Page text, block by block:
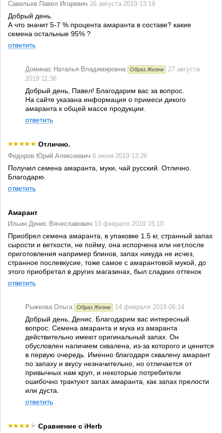
Савельев Павел Игоревич 26 августа 2019 13:19
Добрый день.
А что значит 5-7 % процента амаранта в составе? какие
семена остальные 95% ?
ответить
Доминас Наталья Владимировна Образ Жизни
27 августа
2019 11:36
Добрый день, Павел! Благодарим вас за вопрос.
На сайте указана информация о примеси дикого
амаранта к общей массе продукции.
ответить
Отлично.
Федоров Юрий Алексеевич 6 июня 2019 13:26
Получил семена амаранта, муки, чай русский. Отлично.
Благодарю.
ответить
Амарант
Ильин Денис Вячеславович 13 февраля 2019 15:10
Приобрел семена амаранта, в упаковке 1.5 кг, странный запах
сырости и ветхости, не пойму, она испорчена или нет,после
приготовления например блинов, запах никуда не исчез,
странное послевкусие, тоже самое с амарантовой мукой, до
этого приобретал в других магазинах, был сладких оттенок
ответить
Рыжкова Ольга Образ Жизни 14 февраля 2019 06:14
Добрый день, Денис. Благодарим вас интересный
вопрос. Семена амаранта и мука из амаранта
действительно имеют оригинальный запах. Он
обусловлен наличием сквалена, из-за которого и ценится
в первую очередь. Именно благодаря сквалену амарант
по запаху и вкусу незначительно, но отличается от
привычных нам круп, и некоторые потребители
ошибочно трактуют запах амаранта, как запах прелости
или дуста.
ответить
Сравнение с iHerb